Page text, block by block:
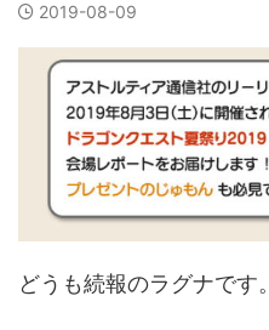
2019-08-09
どうも続報のラグナです。